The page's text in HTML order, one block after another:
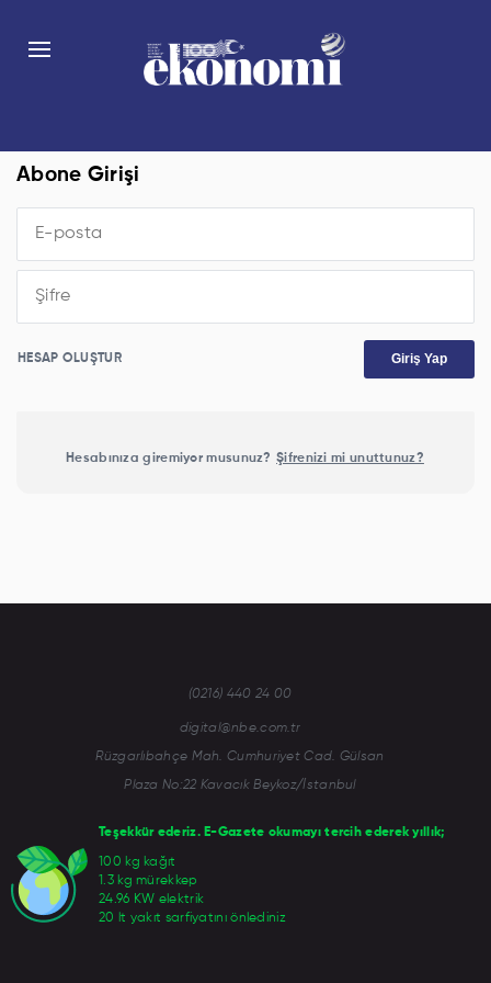
Abone Girişi
HESAP OLUŞTUR Giriş Yap
Hesabınıza giremiyor musunuz? Şifrenizi mi unuttunuz?
Teşekkür ederiz. E-Gazete okumayı tercih ederek yıllık;
100 kg kağıt
1.3 kg mürekkep
24.96 KW elektrik
20 lt yakıt sarfiyatını önlediniz
(0216) 440 24 00
digital@nbe.com.tr
Rüzgarlıbahçe Mah. Cumhuriyet Cad. Gülsan
Plaza No:22 Kavacık Beykoz/İstanbul